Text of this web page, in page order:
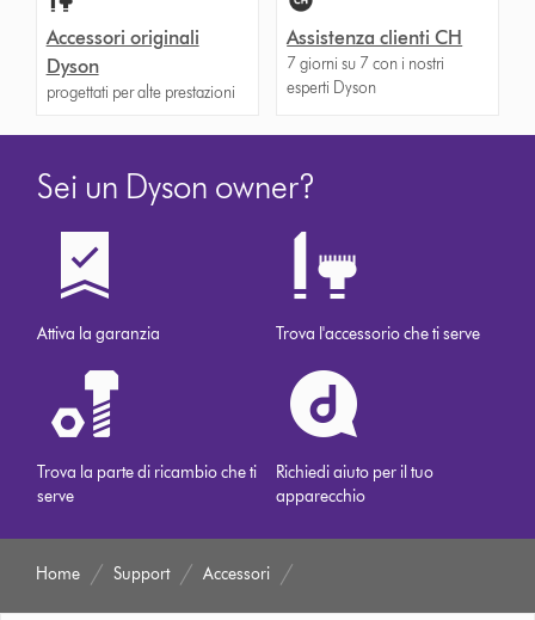
Accessori originali
Dyson
progettati per alte prestazioni
Assistenza clienti CH
7 giorni su 7 con i nostri
esperti Dyson
Sei un Dyson owner?
Attiva la garanzia Trova l'accessorio che ti serve
Trova la parte di ricambio che ti
serve
Richiedi aiuto per il tuo
apparecchio
Home Support Accessori